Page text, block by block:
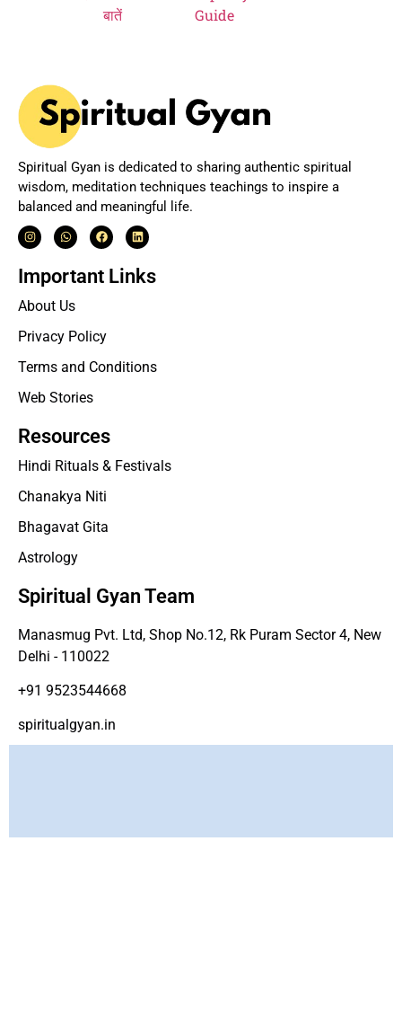
Spiritual Gyan is dedicated to sharing authentic spiritual
wisdom, meditation techniques teachings to inspire a
balanced and meaningful life.
Important Links
About Us
Privacy Policy
Terms and Conditions
Web Stories
Resources
Hindi Rituals & Festivals
Chanakya Niti
Bhagavat Gita
Astrology
Spiritual Gyan Team
Manasmug Pvt. Ltd, Shop No.12, Rk Puram Sector 4, New
Delhi - 110022
+91 9523544668
spiritualgyan.in